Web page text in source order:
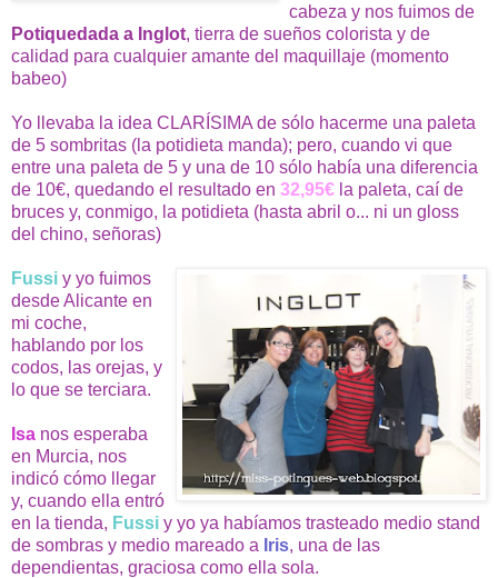
cabeza y nos fuimos de
Potiquedada a Inglot, tierra de sueños colorista y de
calidad para cualquier amante del maquillaje (momento
babeo)
Yo llevaba la idea CLARÍSIMA de sólo hacerme una paleta
de 5 sombritas (la potidieta manda); pero, cuando vi que
entre una paleta de 5 y una de 10 sólo había una diferencia
de 10€, quedando el resultado en 32,95€ la paleta, caí de
bruces y, conmigo, la potidieta (hasta abril o... ni un gloss
del chino, señoras)
Fussi y yo fuimos
desde Alicante en
mi coche,
hablando por los
codos, las orejas, y
lo que se terciara.
Isa nos esperaba
en Murcia, nos
indicó cómo llegar
y, cuando ella entró
en la tienda, Fussi y yo ya habíamos trasteado medio stand
de sombras y medio mareado a Iris, una de las
dependientas, graciosa como ella sola.